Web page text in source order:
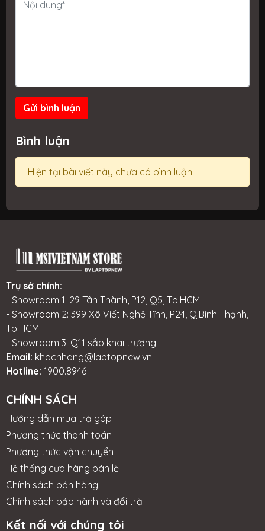
Gửi bình luận
Bình luận
Hiện tại bài viết này chưa có bình luận.
Trụ sở chính:
- Showroom 1: 29 Tân Thành, P12, Q5, Tp.HCM.
- Showroom 2: 399 Xô Viết Nghệ Tĩnh, P24, Q.Bình Thạnh,
Tp.HCM.
- Showroom 3: Q11 sắp khai trương.
Email: khachhang@laptopnew.vn
Hotline: 1900.8946
CHÍNH SÁCH
Hướng dẫn mua trả góp
Phương thức thanh toán
Phương thức vận chuyển
Hệ thống cửa hàng bán lẻ
Chính sách bán hàng
Chính sách bảo hành và đổi trả
Kết nối với chúng tôi